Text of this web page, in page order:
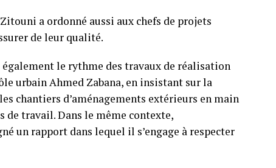
a ordonné aussi aux chefs de projets
de leur qualité.
également le rythme des travaux de réalisation
urbain Ahmed Zabana, en insistant sur la
chantiers d’aménagements extérieurs en main
de travail. Dans le même contexte,
un rapport dans lequel il s’engage à respecter